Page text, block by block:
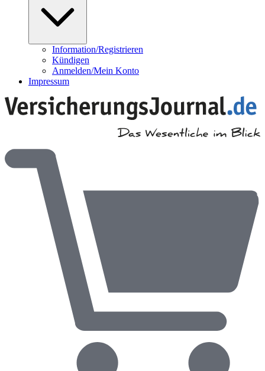
Information/Registrieren
Kündigen
Anmelden/Mein Konto
Impressum